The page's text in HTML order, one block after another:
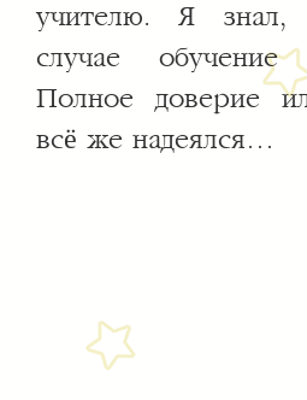
учителю. Я
случае обучение
Полное доверие
всё же надеялся…